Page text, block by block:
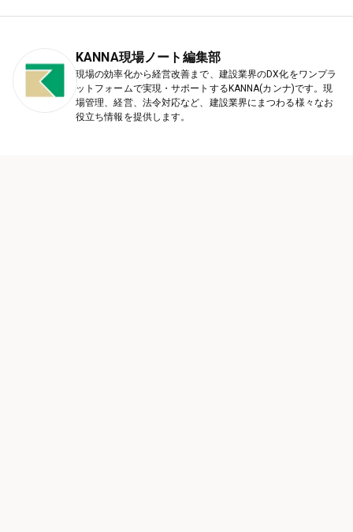
KANNA現場ノート編集部
現場の効率化から経営改善まで、建設業界のDX化をワンプラ
ットフォームで実現・サポートするKANNA(カンナ)です。現
場管理、経営、法令対応など、建設業界にまつわる様々なお
役立ち情報を提供します。